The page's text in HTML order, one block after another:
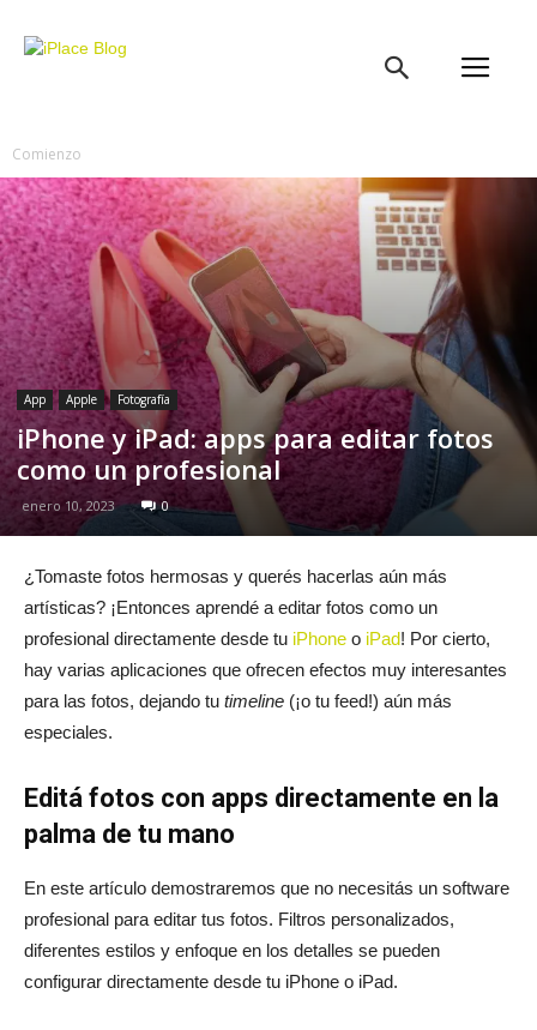
Comienzo
App Apple Fotografía
iPhone y iPad: apps para editar fotos
como un profesional
enero 10, 2023 0
¿Tomaste fotos hermosas y querés hacerlas aún más
artísticas? ¡Entonces aprendé a editar fotos como un
profesional directamente desde tu iPhone o iPad! Por cierto,
hay varias aplicaciones que ofrecen efectos muy interesantes
para las fotos, dejando tu timeline (¡o tu feed!) aún más
especiales.
Editá fotos con apps directamente en la
palma de tu mano
En este artículo demostraremos que no necesitás un software
profesional para editar tus fotos. Filtros personalizados,
diferentes estilos y enfoque en los detalles se pueden
configurar directamente desde tu iPhone o iPad.